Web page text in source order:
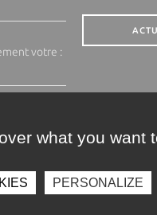
votre :
what you want
PERSONALIZE